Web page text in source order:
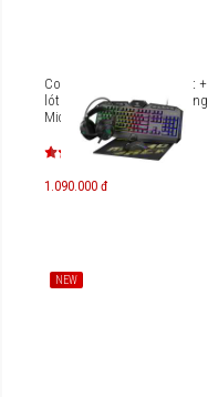
Combo bàn phím + chuột +
lót chuột + tai nghe Gaming
MicroPack Athene GC-401
1.090.000 đ
NEW